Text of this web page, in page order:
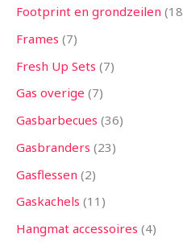
Footprint en grondzeilen 18
Frames 7
Fresh Up Sets 7
Gas overige 7
Gasbarbecues 36
Gasbranders 23
Gasflessen 2
Gaskachels 11
Hangmat accessoires 4